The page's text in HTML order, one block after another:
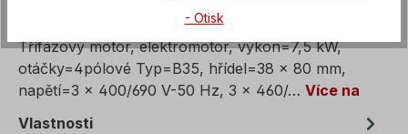
Třífázový motor, elektromotor, výkon=7,5 kW,
otáčky=4pólové Typ=B35, hřídel=38 x 80 mm,
napětí=3 x 400/690 V-50 Hz, 3 x 460/… Více na
Vlastnosti
- Otisk